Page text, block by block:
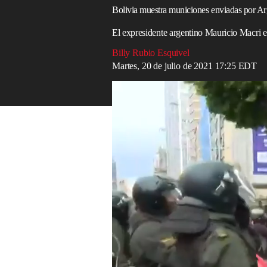
Bolivia muestra municiones enviadas por
El expresidente argentino Mauricio Macri
Billy Rubio Esquivel
Martes, 20 de julio de 2021 17:25 EDT
Mauricio Macri es señalado por envío de
Eduardo del Castillo, ministro de
que enviaron las autoridades de
y encumbró en el poder a
Del Castillo realizó un recorrido en una
entregado por los expresidentes
población que se manifestaba en contra
"Solo para la Policía Boliviana ingresó
vigente, cerca de 27.000 cartuchos de
granadas CN, 53 granadas de gas H,
conferencia de prensa retomada por RT .